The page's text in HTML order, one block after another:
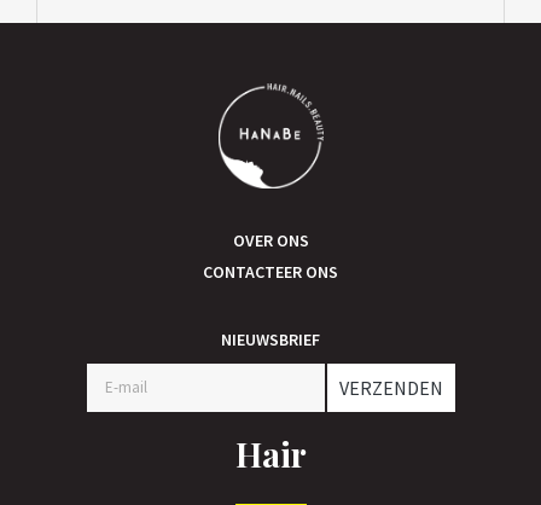
OVER ONS
CONTACTEER ONS
NIEUWSBRIEF
VERZENDEN
Hair